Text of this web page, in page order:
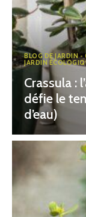
BLOG DE JARDIN
JARDIN
Crassula :
défie le
d’eau)